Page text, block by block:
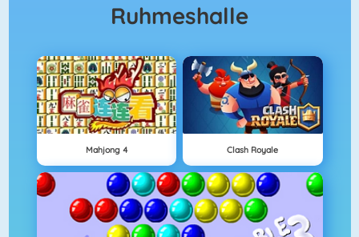
Ruhmeshalle
Mahjong 4 Clash Royale